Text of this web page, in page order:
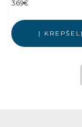
3.69€
Į KREPŠELĮ